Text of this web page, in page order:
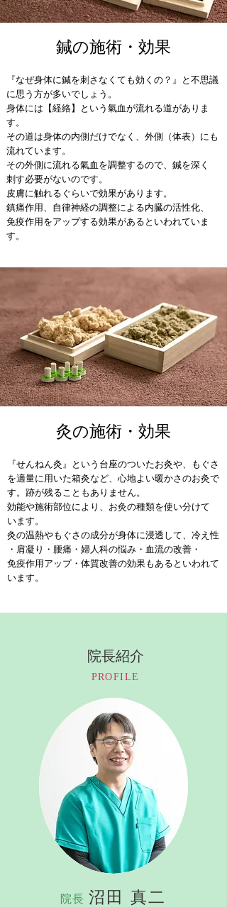
鍼の施術・効果
『なぜ身体に鍼を刺さなくても効くの？』と不思議
に思う方が多いでしょう。
身体には【経絡】という氣血が流れる道がありま
す。
その道は身体の内側だけでなく、外側（体表）にも
流れています。
その外側に流れる氣血を調整するので、鍼を深く
刺す必要がないのです。
皮膚に触れるぐらいで効果があります。
鎮痛作用、自律神経の調整による内臓の活性化、
免疫作用をアップする効果があるといわれていま
す。
灸の施術・効果
『せんねん灸』という台座のついたお灸や、もぐさ
を適量に用いた箱灸など、心地よい暖かさのお灸で
す。跡が残ることもありません。
効能や施術部位により、お灸の種類を使い分けて
います。
灸の温熱やもぐさの成分が身体に浸透して、冷え性
・肩凝り・腰痛・婦人科の悩み・血流の改善・
免疫作用アップ・体質改善の効果もあるといわれて
います。
​院長紹介
PROFILE
院長 沼田 真二